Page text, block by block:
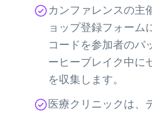
カンファレンスの主
ョップ登録フォーム
コードを参加者のバ
ーヒーブレイク中に
を収集します。
医療クリニックは、